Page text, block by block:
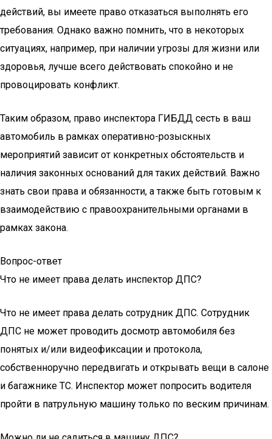
действий, вы имеете право отказаться выполнять его
требования. Однако важно помнить, что в некоторых
ситуациях, например, при наличии угрозы для жизни или
здоровья, лучше всего действовать спокойно и не
провоцировать конфликт.
Таким образом, право инспектора ГИБДД сесть в ваш
автомобиль в рамках оперативно-розыскных
мероприятий зависит от конкретных обстоятельств и
наличия законных оснований для таких действий. Важно
знать свои права и обязанности, а также быть готовым к
взаимодействию с правоохранительными органами в
рамках закона.
Вопрос-ответ
Что не имеет права делать инспектор ДПС?
Что не имеет права делать сотрудник ДПС. Сотрудник
ДПС не может проводить досмотр автомобиля без
понятых и/или видеофиксации и протокола,
собственноручно передвигать и открывать вещи в салоне
и багажнике ТС. Инспектор может попросить водителя
пройти в патрульную машину только по веским причинам.